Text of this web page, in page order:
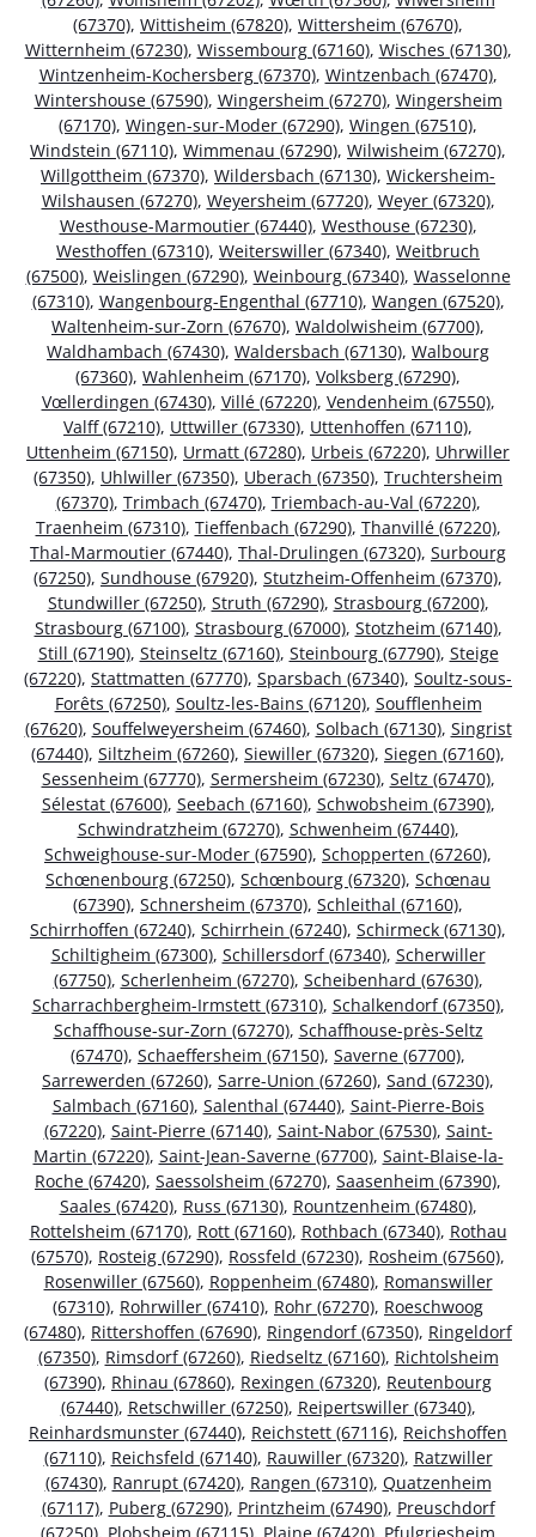
(67370), Wittisheim (67820), Wittersheim (67670),
Witternheim (67230), Wissembourg (67160), Wisches (67130),
Wintzenheim-Kochersberg (67370), Wintzenbach (67470),
Wintershouse (67590), Wingersheim (67270), Wingersheim
(67170), Wingen-sur-Moder (67290), Wingen (67510),
Windstein (67110), Wimmenau (67290), Wilwisheim (67270),
Willgottheim (67370), Wildersbach (67130), Wickersheim-
Wilshausen (67270), Weyersheim (67720), Weyer (67320),
Westhouse-Marmoutier (67440), Westhouse (67230),
Westhoffen (67310), Weiterswiller (67340), Weitbruch
(67500), Weislingen (67290), Weinbourg (67340), Wasselonne
(67310), Wangenbourg-Engenthal (67710), Wangen (67520),
Waltenheim-sur-Zorn (67670), Waldolwisheim (67700),
Waldhambach (67430), Waldersbach (67130), Walbourg
(67360), Wahlenheim (67170), Volksberg (67290),
Vœllerdingen (67430), Villé (67220), Vendenheim (67550),
Valff (67210), Uttwiller (67330), Uttenhoffen (67110),
Uttenheim (67150), Urmatt (67280), Urbeis (67220), Uhrwiller
(67350), Uhlwiller (67350), Uberach (67350), Truchtersheim
(67370), Trimbach (67470), Triembach-au-Val (67220),
Traenheim (67310), Tieffenbach (67290), Thanvillé (67220),
Thal-Marmoutier (67440), Thal-Drulingen (67320), Surbourg
(67250), Sundhouse (67920), Stutzheim-Offenheim (67370),
Stundwiller (67250), Struth (67290), Strasbourg (67200),
Strasbourg (67100), Strasbourg (67000), Stotzheim (67140),
Still (67190), Steinseltz (67160), Steinbourg (67790), Steige
(67220), Stattmatten (67770), Sparsbach (67340), Soultz-sous-
Forêts (67250), Soultz-les-Bains (67120), Soufflenheim
(67620), Souffelweyersheim (67460), Solbach (67130), Singrist
(67440), Siltzheim (67260), Siewiller (67320), Siegen (67160),
Sessenheim (67770), Sermersheim (67230), Seltz (67470),
Sélestat (67600), Seebach (67160), Schwobsheim (67390),
Schwindratzheim (67270), Schwenheim (67440),
Schweighouse-sur-Moder (67590), Schopperten (67260),
Schœnenbourg (67250), Schœnbourg (67320), Schœnau
(67390), Schnersheim (67370), Schleithal (67160),
Schirrhoffen (67240), Schirrhein (67240), Schirmeck (67130),
Schiltigheim (67300), Schillersdorf (67340), Scherwiller
(67750), Scherlenheim (67270), Scheibenhard (67630),
Scharrachbergheim-Irmstett (67310), Schalkendorf (67350),
Schaffhouse-sur-Zorn (67270), Schaffhouse-près-Seltz
(67470), Schaeffersheim (67150), Saverne (67700),
Sarrewerden (67260), Sarre-Union (67260), Sand (67230),
Salmbach (67160), Salenthal (67440), Saint-Pierre-Bois
(67220), Saint-Pierre (67140), Saint-Nabor (67530), Saint-
Martin (67220), Saint-Jean-Saverne (67700), Saint-Blaise-la-
Roche (67420), Saessolsheim (67270), Saasenheim (67390),
Saales (67420), Russ (67130), Rountzenheim (67480),
Rottelsheim (67170), Rott (67160), Rothbach (67340), Rothau
(67570), Rosteig (67290), Rossfeld (67230), Rosheim (67560),
Rosenwiller (67560), Roppenheim (67480), Romanswiller
(67310), Rohrwiller (67410), Rohr (67270), Roeschwoog
(67480), Rittershoffen (67690), Ringendorf (67350), Ringeldorf
(67350), Rimsdorf (67260), Riedseltz (67160), Richtolsheim
(67390), Rhinau (67860), Rexingen (67320), Reutenbourg
(67440), Retschwiller (67250), Reipertswiller (67340),
Reinhardsmunster (67440), Reichstett (67116), Reichshoffen
(67110), Reichsfeld (67140), Rauwiller (67320), Ratzwiller
(67430), Ranrupt (67420), Rangen (67310), Quatzenheim
(67117), Puberg (67290), Printzheim (67490), Preuschdorf